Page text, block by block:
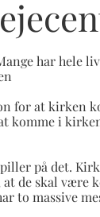
har hele
at kirken
i
på det.
de skal være
massive